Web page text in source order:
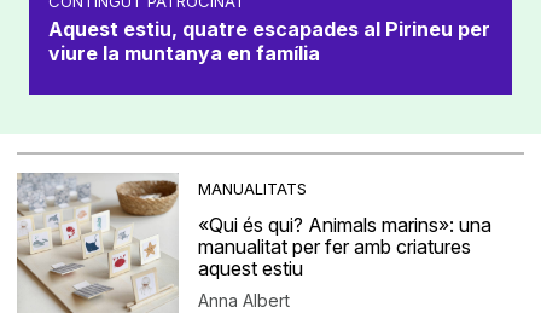
Aquest estiu, quatre escapades al Pirineu per
viure la muntanya en família
MANUALITATS
«Qui és qui? Animals marins»: una
manualitat per fer amb criatures
aquest estiu
Anna Albert